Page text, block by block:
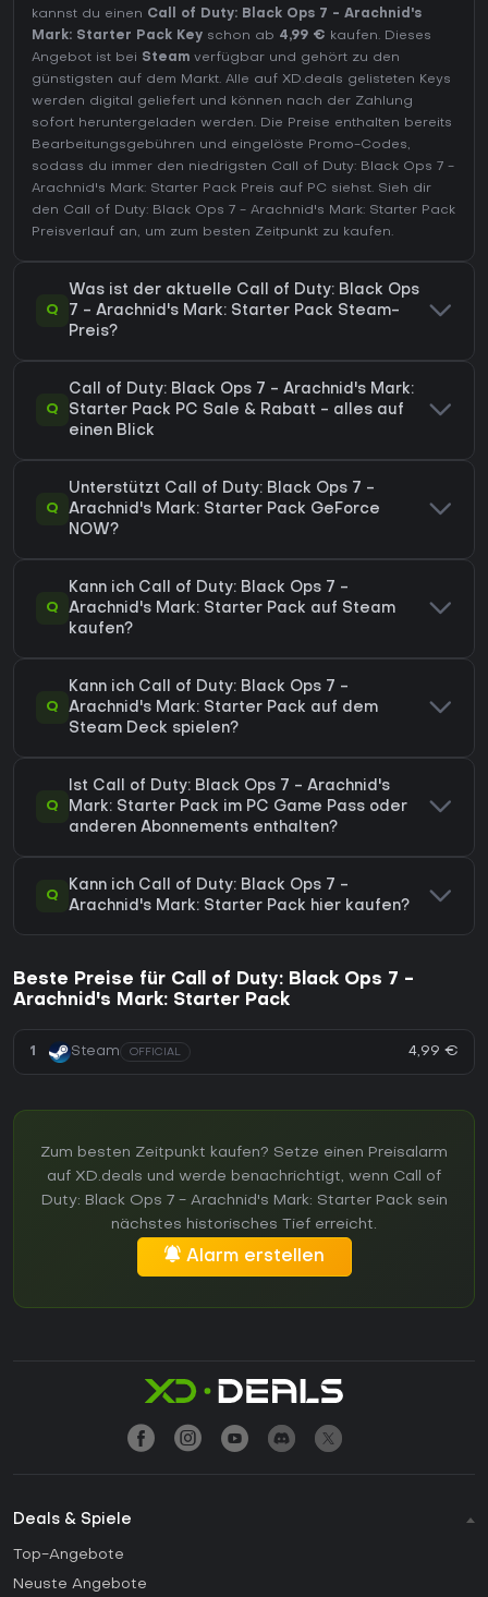
kannst du einen Call of Duty: Black Ops 7 - Arachnid's
Mark: Starter Pack Key schon ab 4,99 € kaufen. Dieses
Angebot ist bei Steam verfügbar und gehört zu den
günstigsten auf dem Markt. Alle auf XD.deals gelisteten Keys
werden digital geliefert und können nach der Zahlung
sofort heruntergeladen werden. Die Preise enthalten bereits
Bearbeitungsgebühren und eingelöste Promo-Codes,
sodass du immer den niedrigsten Call of Duty: Black Ops 7 -
Arachnid's Mark: Starter Pack Preis auf PC siehst. Sieh dir
den Call of Duty: Black Ops 7 - Arachnid's Mark: Starter Pack
Preisverlauf an, um zum besten Zeitpunkt zu kaufen.
Q
Was ist der aktuelle Call of Duty: Black Ops
7 - Arachnid's Mark: Starter Pack Steam-
Preis?
Q
Call of Duty: Black Ops 7 - Arachnid's Mark:
Starter Pack PC Sale & Rabatt - alles auf
einen Blick
Q
Unterstützt Call of Duty: Black Ops 7 -
Arachnid's Mark: Starter Pack GeForce
NOW?
Q
Kann ich Call of Duty: Black Ops 7 -
Arachnid's Mark: Starter Pack auf Steam
kaufen?
Q
Kann ich Call of Duty: Black Ops 7 -
Arachnid's Mark: Starter Pack auf dem
Steam Deck spielen?
Q
Ist Call of Duty: Black Ops 7 - Arachnid's
Mark: Starter Pack im PC Game Pass oder
anderen Abonnements enthalten?
Q
Kann ich Call of Duty: Black Ops 7 -
Arachnid's Mark: Starter Pack hier kaufen?
Beste Preise für Call of Duty: Black Ops 7 -
Arachnid's Mark: Starter Pack
1 Steam OFFICIAL 4,99 €
Zum besten Zeitpunkt kaufen? Setze einen Preisalarm
auf XD.deals und werde benachrichtigt, wenn Call of
Duty: Black Ops 7 - Arachnid's Mark: Starter Pack sein
nächstes historisches Tief erreicht.
Alarm erstellen
Deals & Spiele
Top-Angebote
Neuste Angebote